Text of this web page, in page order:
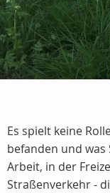
Es spielt keine
befanden und was
Arbeit, in der
Straßenverkehr -